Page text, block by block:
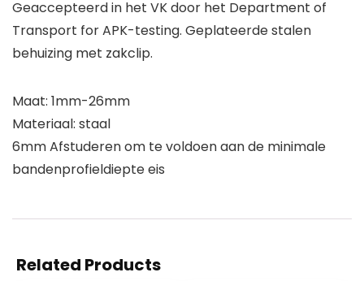
Geaccepteerd in het VK door het Department of
Transport for APK-testing. Geplateerde stalen
behuizing met zakclip.
Maat: 1mm-26mm
Materiaal: staal
6mm Afstuderen om te voldoen aan de minimale
bandenprofieldiepte eis
Related Products